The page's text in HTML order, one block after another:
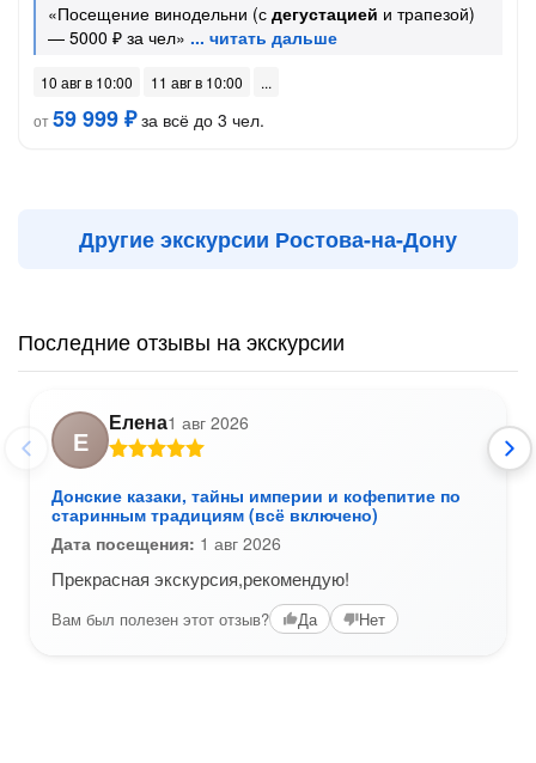
«Посещение винодельни (с дегустацией и трапезой)
— 5000 ₽ за чел»
10 авг в 10:00
11 авг в 10:00
от59 999 ₽за всё до 3 чел.
Другие экскурсии Ростова-на-Дону
Последние отзывы на экскурсии
Е
Елена1 авг 2026
Донские казаки, тайны империи и кофепитие по
старинным традициям (всё включено)
Дата посещения: 1 авг 2026
Прекрасная экскурсия,рекомендую!
Вам был полезен этот отзыв? Да Нет